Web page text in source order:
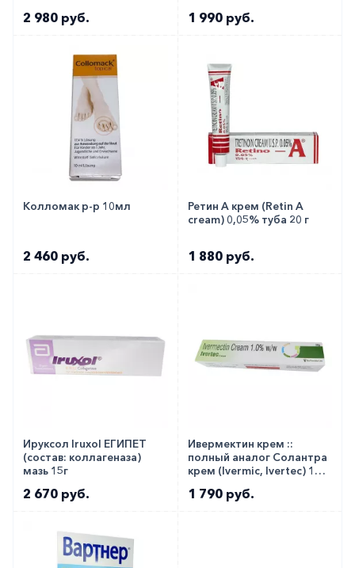
2 980 руб. 1 990 руб.
Колломак р-р 10мл
2 460 руб.
Ретин А крем (Retin A
cream) 0,05% туба 20 г
1 880 руб.
Ируксол Iruxol ЕГИПЕТ
(состав: коллагеназа)
мазь 15г
2 670 руб.
Ивермектин крем ::
полный аналог Солантра
крем (Ivermic, Ivertec) 1%
1 790 руб.